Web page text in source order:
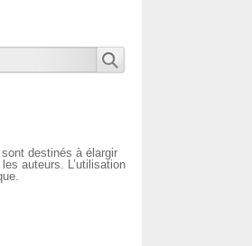
destinés à élargir
auteurs. L’utilisation